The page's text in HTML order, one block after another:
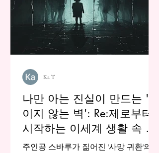
나만 아는 진실이 만드는 '보
이지 않는 벽': Re:제로부터
시작하는 이세계 생활 속 고
독에 대하여
주인공 스바루가 짊어진 '사망 귀환'의
Ka T